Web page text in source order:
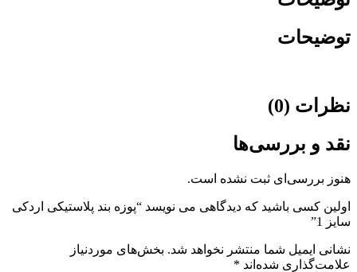
توضیحات
نظرات (0)
نقد و بررسی‌ها
هنوز بررسی‌ای ثبت نشده است.
اولین کسی باشید که دیدگاهی می نویسد “پوزه بند پلاستیکی اردکی
سایز 1”
نشانی ایمیل شما منتشر نخواهد شد. بخش‌های موردنیاز
علامت‌گذاری شده‌اند *